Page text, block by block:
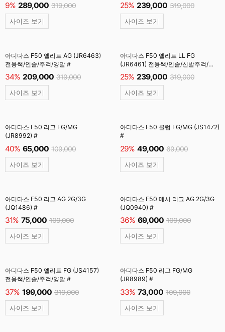
9% 289,000 319,000
사이즈 보기
25% 239,000 319,000
사이즈 보기
아디다스 F50 엘리트 AG (JR6463)
전용쌕/인솔/주걱/양말 #
34% 209,000 319,000
사이즈 보기
아디다스 F50 엘리트 LL FG
(JR6461) 전용쌕/인솔/신발주걱/
양말 #
25% 239,000 319,000
사이즈 보기
아디다스 F50 리그 FG/MG
(JR8992) #
40% 65,000 109,000
사이즈 보기
아디다스 F50 클럽 FG/MG (JS1472)
#
29% 49,000 69,000
사이즈 보기
아디다스 F50 리그 AG 2G/3G
(JQ1486) #
31% 75,000 109,000
사이즈 보기
아디다스 F50 메시 리그 AG 2G/3G
(JQ0940) #
36% 69,000 109,000
사이즈 보기
아디다스 F50 엘리트 FG (JS4157)
전용쌕/인솔/주걱/양말 #
37% 199,000 319,000
사이즈 보기
아디다스 F50 리그 FG/MG
(JR8989) #
33% 73,000 109,000
사이즈 보기